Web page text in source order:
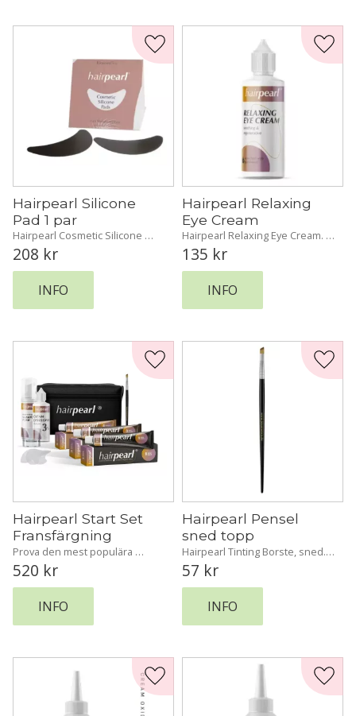
Hairpearl Silicone
Pad 1 par
Hairpearl Cosmetic Silicone
Pad. Vår kostnadseffektiva och
miljövänliga lösning för ett
perfekt skydd!
208 kr
Lägg till i favoriter
INFO
Hairpearl Relaxing
Eye Cream
Hairpearl Relaxing Eye Cream.
En återfuktande och
avslappnande ögonkräm
berikad med Panthenol för att
vitalisera huden efter varje
behandling.
135 kr
INFO
Hairpearl Start Set
Fransfärgning
Prova den mest populära
Hairpearl med detta fantastiska
färdigförpackade set.
520 kr
Lägg till i favoriter
INFO
Hairpearl Pensel
sned topp
Hairpearl Tinting Borste, sned.
Färgpensel, lång med lutande
spets (perfekt för ögonbrynen!)
57 kr
INFO
Lägg till i favoriter